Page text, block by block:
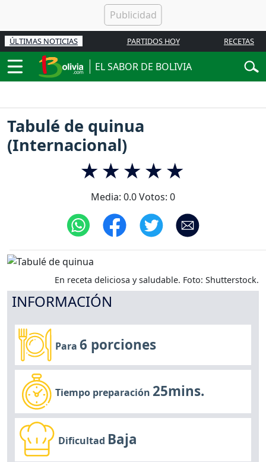
ÚLTIMAS NOTICIAS PARTIDOS HOY RECETAS
EL SABOR DE BOLIVIA
Tabulé de quinua
(Internacional)
Media: 0.0Votos: 0
En receta deliciosa y saludable. Foto: Shutterstock.
INFORMACIÓN
Para6 porciones
Tiempo preparación 25mins.
Dificultad Baja